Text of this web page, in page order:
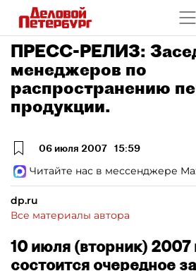
ПРЕСС-РЕЛИЗ:
менеджеров по
распространению
продукции.
06 июля 2007 15:59
Читайте нас в мессенджере
dp.ru
Все материалы автора
10 июля (вторник) 2007
состоится очередное